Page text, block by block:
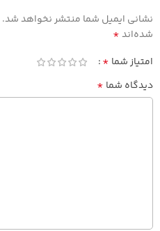
نشانی ایمیل شما منتشر نخواهد شد.
شده‌اند*
امتیاز شما *
دیدگاه شما *